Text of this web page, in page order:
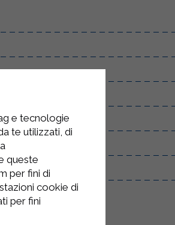
e tecnologie
te utilizzati, di
queste
per fini di
cookie di
per fini